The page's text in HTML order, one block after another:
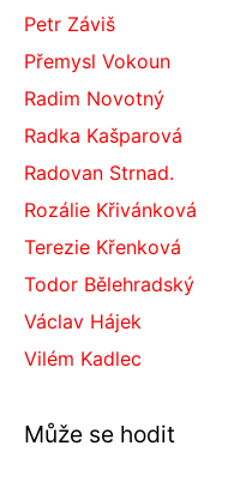
Petr Záviš
Přemysl Vokoun
Radim Novotný
Radka Kašparová
Radovan Strnad.
Rozálie Křivánková
Terezie Křenková
Todor Bělehradský
Václav Hájek
Vilém Kadlec
Může se hodit